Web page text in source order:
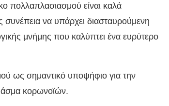
πολλαπλασιασμού είναι καλά
να υπάρχει διασταυρούμενη
μνήμης που καλύπτει ένα ευρύτερο
ως σημαντικό υποψήφιο για την
κορωνοϊών.